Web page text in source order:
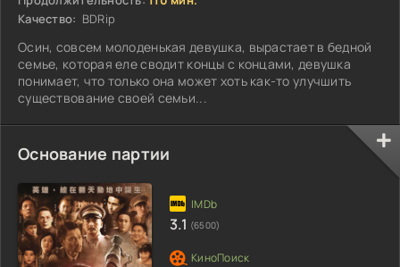
Качество: BDRip
Осин, совсем молоденькая девушка, вырастает в бедной
семье, которая еле сводит концы с концами, девушка
понимает, что только она может хоть как-то улучшить
существование своей семьи...
Основание партии
3.1 (6500)